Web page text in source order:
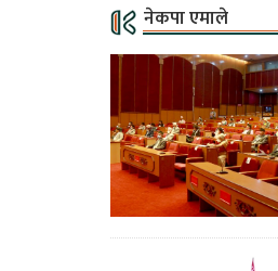
नेकपा एमाले